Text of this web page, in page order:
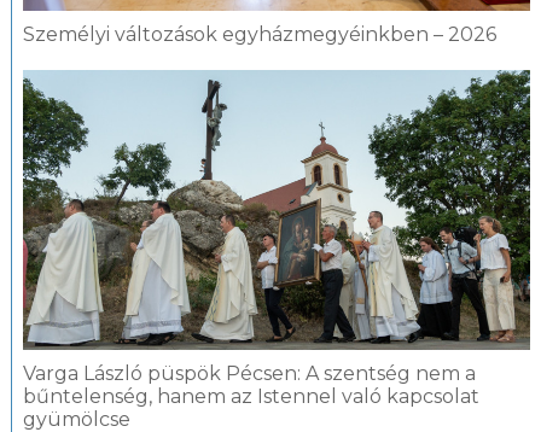
Személyi változások egyházmegyéinkben – 2026
Varga László püspök Pécsen: A szentség nem a
bűntelenség, hanem az Istennel való kapcsolat
gyümölcse